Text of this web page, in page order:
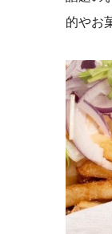
的やお